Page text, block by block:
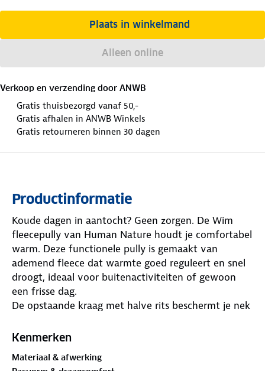
Plaats in winkelmand
Alleen online
Verkoop en verzending door ANWB
Gratis thuisbezorgd vanaf 50,-
Gratis afhalen in ANWB Winkels
Gratis retourneren binnen 30 dagen
Productinformatie
Koude dagen in aantocht? Geen zorgen. De Wim
fleecepully van Human Nature houdt je comfortabel
warm. Deze functionele pully is gemaakt van
ademend fleece dat warmte goed reguleert en snel
droogt, ideaal voor buitenactiviteiten of gewoon
een frisse dag.
De opstaande kraag met halve rits beschermt je nek
de onderkant de pasvorm eenvoudig aanpast.
makkelijk combineert met bijvoorbeeld de Miles
Kenmerken
Materiaal & afwerking